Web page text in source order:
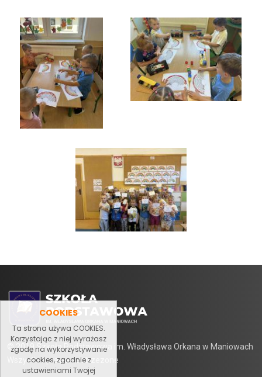
COOKIES
Ta strona używa COOKIES.
Korzystając z niej wyrażasz
zgodę na wykorzystywanie
cookies, zgodnie z
ustawieniami Twojej
© 2019 Szkoła Podstawowa im. Władysława Orkana w Maniowach
Wszystkie prawa zastrzezone